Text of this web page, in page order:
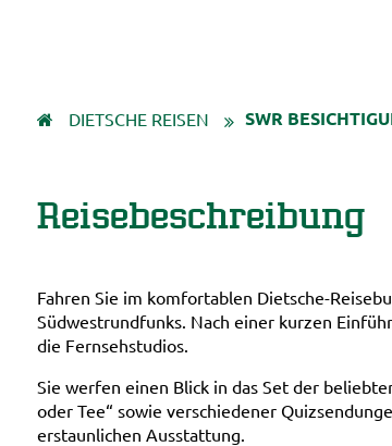
DIETSCHE REISEN SWR
Reisebeschreibung
Fahren Sie im komfortablen Dietsche-
Südwestrundfunks. Nach einer kurzen
die Fernsehstudios.
Sie werfen einen Blick in das Set der
oder Tee“ sowie verschiedener
erstaunlichen Ausstattung.